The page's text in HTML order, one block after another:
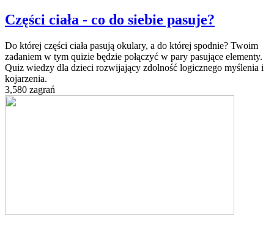
Części ciała - co do siebie pasuje?
Do której części ciała pasują okulary, a do której spodnie? Twoim
zadaniem w tym quizie będzie połączyć w pary pasujące elementy.
Quiz wiedzy dla dzieci rozwijający zdolność logicznego myślenia i
kojarzenia.
3,580 zagrań